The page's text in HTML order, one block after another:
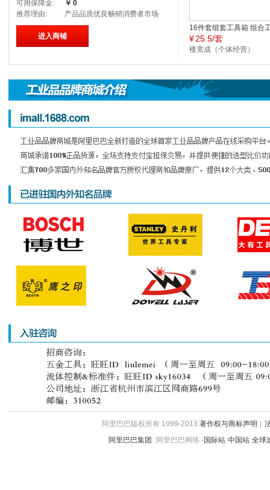
可用保障金: ￥ 0
推荐理由:
产品品质优良畅销消费者市场
进入商铺
16件套组套工具箱 组合
实用礼品活动礼品五金
套装批发
¥25.5/套
楼竟成（个体经营）
阿里巴巴版权所有 1999-2013 著作权与商标声明
阿里巴巴集团 : 阿里巴巴网络 -国际站 中国站 全球